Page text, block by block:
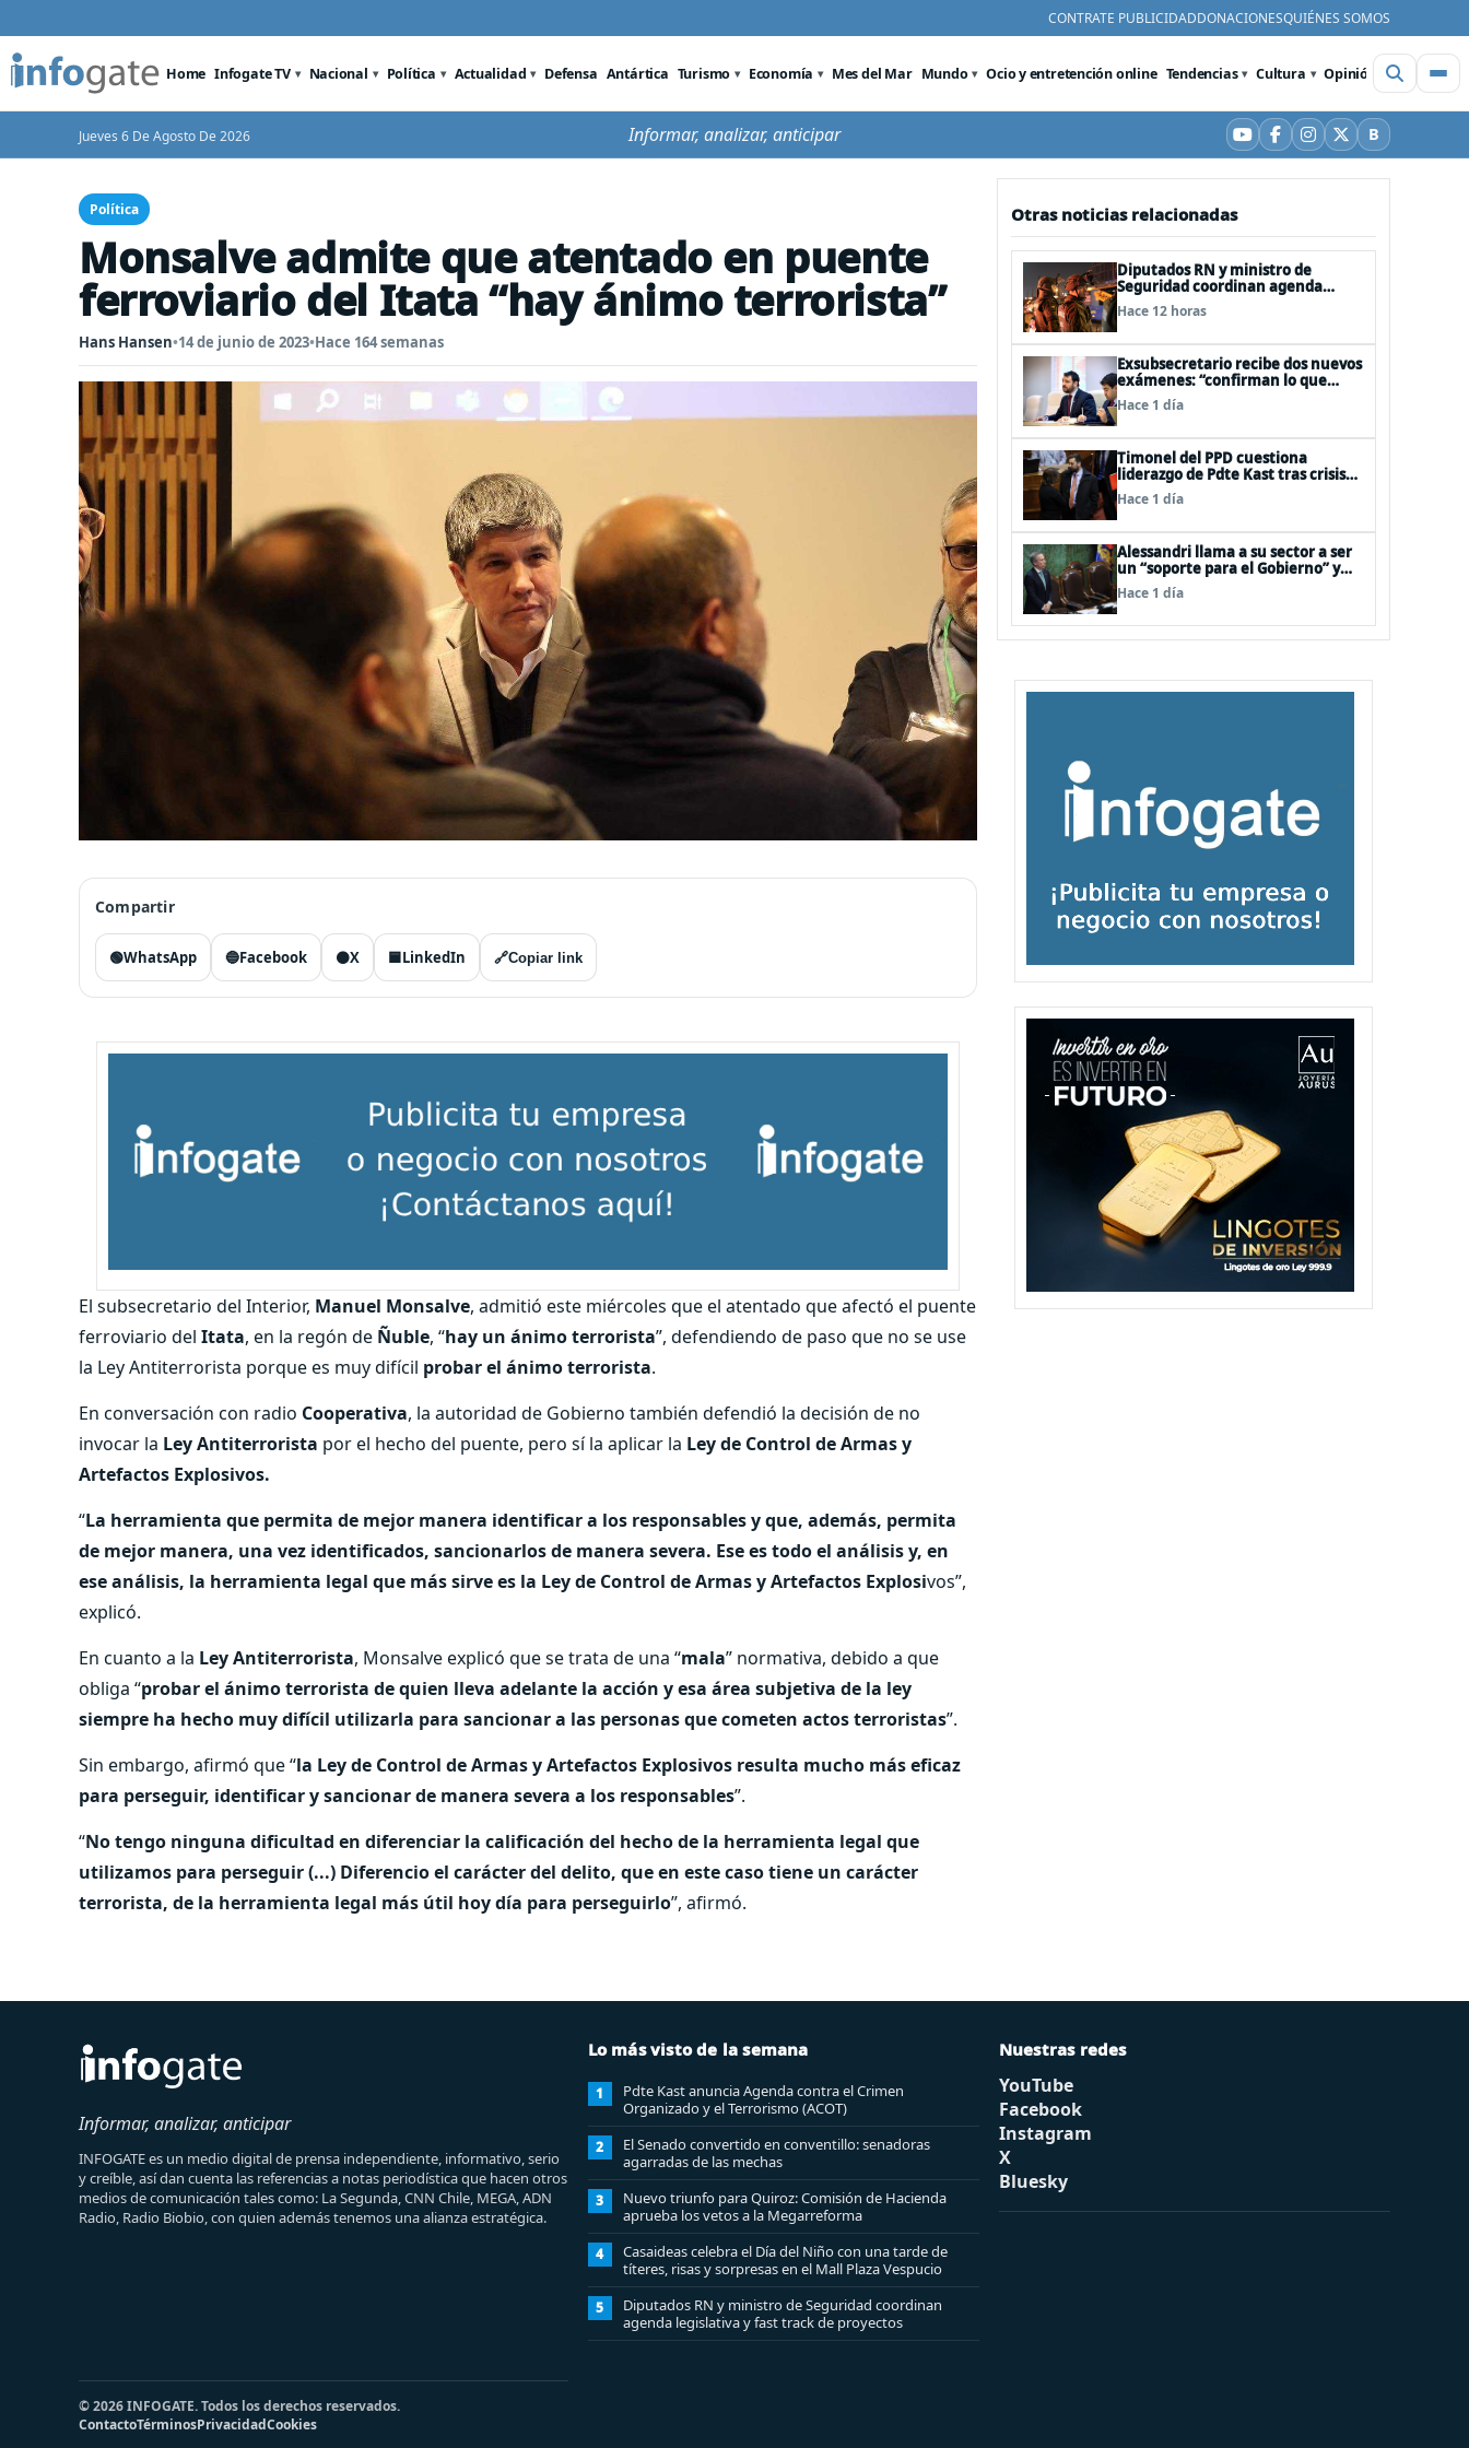
CONTRATE PUBLICIDADDONACIONESQUIÉNES SOMOS
Home Infogate TV Nacional Política Actualidad Defensa Antártica Turismo Economía Mes del Mar Mundo Ocio y entretención online Tendencias Cultura Opinión Videos
Jueves 6 De Agosto De 2026 Informar, analizar, anticipar YouTube
Facebook
Instagram
X BBluesky
Política
Monsalve admite que atentado en puente
ferroviario del Itata “hay ánimo terrorista”
Hans Hansen•14 de junio de 2023•Hace 164 semanas
Compartir
🟢WhatsApp 🔵Facebook ⚫X 🟦LinkedIn 🔗Copiar link
El subsecretario del Interior, Manuel Monsalve, admitió este miércoles que el atentado que afectó el puente
ferroviario del Itata, en la regón de Ñuble, “hay un ánimo terrorista”, defendiendo de paso que no se use
la Ley Antiterrorista porque es muy difícil probar el ánimo terrorista.
En conversación con radio Cooperativa, la autoridad de Gobierno también defendió la decisión de no
invocar la Ley Antiterrorista por el hecho del puente, pero sí la aplicar la Ley de Control de Armas y
Artefactos Explosivos.
“La herramienta que permita de mejor manera identificar a los responsables y que, además, permita
de mejor manera, una vez identificados, sancionarlos de manera severa. Ese es todo el análisis y, en
ese análisis, la herramienta legal que más sirve es la Ley de Control de Armas y Artefactos Explosivos”,
explicó.
En cuanto a la Ley Antiterrorista, Monsalve explicó que se trata de una “mala” normativa, debido a que
obliga “probar el ánimo terrorista de quien lleva adelante la acción y esa área subjetiva de la ley
siempre ha hecho muy difícil utilizarla para sancionar a las personas que cometen actos terroristas”.
Sin embargo, afirmó que “la Ley de Control de Armas y Artefactos Explosivos resulta mucho más eficaz
para perseguir, identificar y sancionar de manera severa a los responsables”.
“No tengo ninguna dificultad en diferenciar la calificación del hecho de la herramienta legal que
utilizamos para perseguir (...) Diferencio el carácter del delito, que en este caso tiene un carácter
terrorista, de la herramienta legal más útil hoy día para perseguirlo”, afirmó.
Otras noticias relacionadas
Diputados RN y ministro de
Seguridad coordinan agenda
legislativa y fast track de
proyectos
Hace 12 horas
Exsubsecretario recibe dos nuevos
exámenes: “confirman lo que
siempre he dicho que no consumo
droga”
Hace 1 día
Timonel del PPD cuestiona
liderazgo de Pdte Kast tras crisis
interna en el oficialismo: “Es
incapaz de ordenar la casa”
Hace 1 día
Alessandri llama a su sector a ser
un “soporte para el Gobierno” y
evitar peleas internas tras disputa
Squella-Pavez
Hace 1 día
Informar, analizar, anticipar
INFOGATE es un medio digital de prensa independiente, informativo, serio
y creíble, así dan cuenta las referencias a notas periodística que hacen otros
medios de comunicación tales como: La Segunda, CNN Chile, MEGA, ADN
Radio, Radio Biobio, con quien además tenemos una alianza estratégica.
Lo más visto de la semana
1
Pdte Kast anuncia Agenda contra el Crimen
Organizado y el Terrorismo (ACOT)
2
El Senado convertido en conventillo: senadoras
agarradas de las mechas
3
Nuevo triunfo para Quiroz: Comisión de Hacienda
aprueba los vetos a la Megarreforma
4
Casaideas celebra el Día del Niño con una tarde de
títeres, risas y sorpresas en el Mall Plaza Vespucio
5
Diputados RN y ministro de Seguridad coordinan
agenda legislativa y fast track de proyectos
Nuestras redes
YouTube
Facebook
Instagram
X
Bluesky
© 2026 INFOGATE. Todos los derechos reservados.
ContactoTérminosPrivacidadCookies